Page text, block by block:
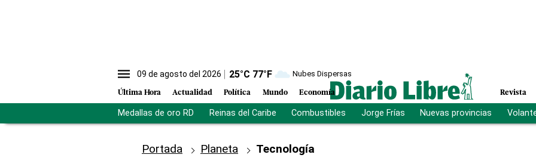
09 de agosto del 2026 25°C 77°F Nubes Dispersas
Última Hora Actualidad Política Mundo Economía Revista
Medallas de oro RD Reinas del Caribe Combustibles Jorge Frías Nuevas provincias
Portada Planeta Tecnología